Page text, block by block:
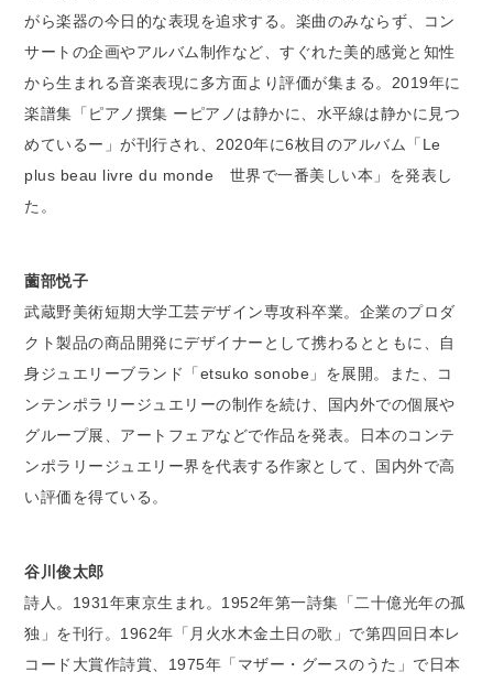
がら楽器の今日的な表現を追求する。楽曲のみならず、コン
サートの企画やアルバム制作など、すぐれた美的感覚と知性
から生まれる音楽表現に多方面より評価が集まる。2019年に
楽譜集「ピアノ撰集 ーピアノは静かに、水平線は静かに見つ
めているー」が刊行され、2020年に6枚目のアルバム「Le
plus beau livre du monde 世界で一番美しい本」を発表し
た。
薗部悦子
武蔵野美術短期大学工芸デザイン専攻科卒業。企業のプロダ
クト製品の商品開発にデザイナーとして携わるとともに、自
身ジュエリーブランド「etsuko sonobe」を展開。また、コ
ンテンポラリージュエリーの制作を続け、国内外での個展や
グループ展、アートフェアなどで作品を発表。日本のコンテ
ンポラリージュエリー界を代表する作家として、国内外で高
い評価を得ている。
谷川俊太郎
詩人。1931年東京生まれ。1952年第一詩集「二十億光年の孤
独」を刊行。1962年「月火水木金土日の歌」で第四回日本レ
コード大賞作詩賞、1975年「マザー・グースのうた」で日本